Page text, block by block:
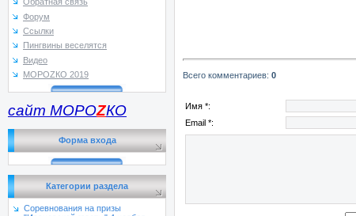
Форум
Ссылки
Пингвины веселятся
Видео
МОРОZКО 2019
сайт МОРОZКО
Форма входа
Категории раздела
Соревнования на призы
Всего комментариев: 0
Имя *:
Email *: